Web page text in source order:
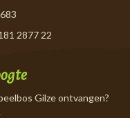
2877 22
Gilze ontvangen?